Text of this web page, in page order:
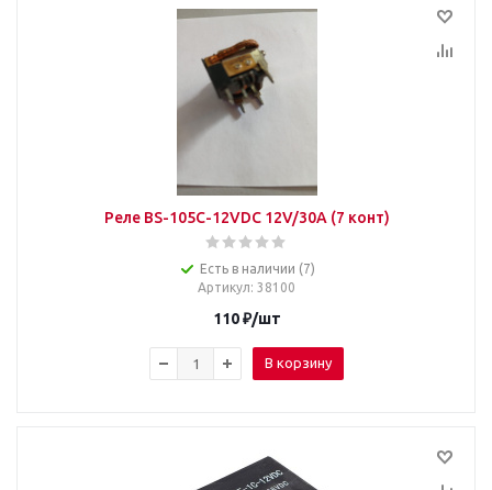
Реле BS-105C-12VDC 12V/30A (7 конт)
Есть в наличии (7)
Артикул: 38100
110₽/шт
В корзину